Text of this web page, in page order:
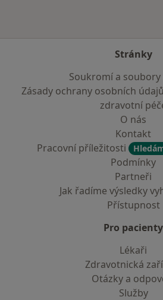
Stránky
Soukromí a soubory
Zásady ochrany osobních
zdravotní
O nás
Kontakt
Pracovní příležitosti
Podmínky
Partneři
Jak řadíme výsledky
Přístupnost
Pro pacienty
Lékaři
Zdravotnická
Otázky a
Služby